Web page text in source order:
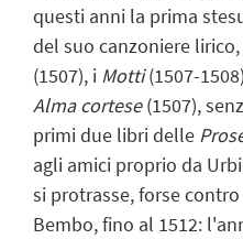
questi anni la prima
del suo canzoniere
(1507), i Motti(1507-
Alma cortese(1507),
primi due libri delle
agli amici proprio da
si protrasse, forse
Bembo, fino al 1512: